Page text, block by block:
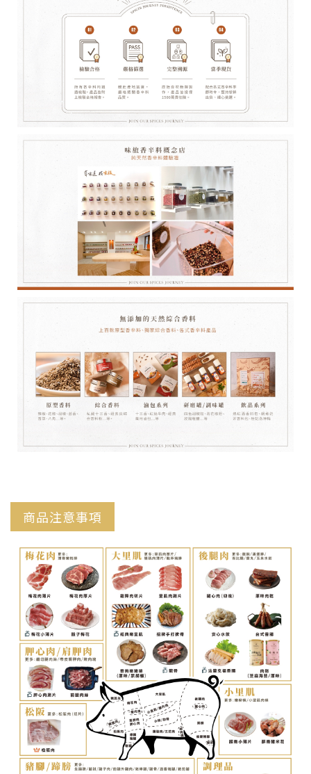
｜味旅 Spices Journey 創辦人Rex｜
擁有超過十年
的香辛料實務經驗
講究
商品注意事項